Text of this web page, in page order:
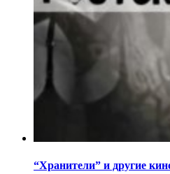
“Хранители” и другие